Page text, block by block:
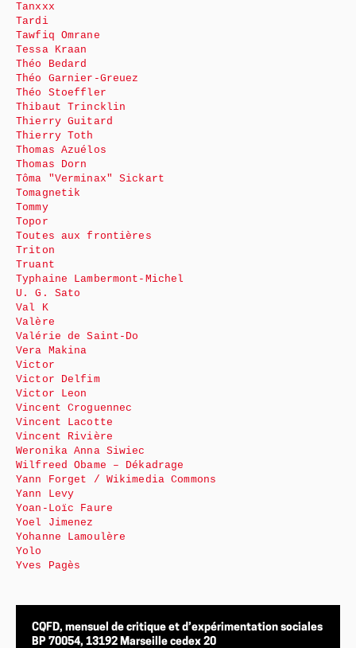
Tanxxx
Tardi
Tawfiq Omrane
Tessa Kraan
Théo Bedard
Théo Garnier-Greuez
Théo Stoeffler
Thibaut Trincklin
Thierry Guitard
Thierry Toth
Thomas Azuélos
Thomas Dorn
Tôma "Verminax" Sickart
Tomagnetik
Tommy
Topor
Toutes aux frontières
Triton
Truant
Typhaine Lambermont-Michel
U. G. Sato
Val K
Valère
Valérie de Saint-Do
Vera Makina
Victor
Victor Delfim
Victor Leon
Vincent Croguennec
Vincent Lacotte
Vincent Rivière
Weronika Anna Siwiec
Wilfreed Obame – Dékadrage
Yann Forget / Wikimedia Commons
Yann Levy
Yoan-Loïc Faure
Yoel Jimenez
Yohanne Lamoulère
Yolo
Yves Pagès
CQFD, mensuel de critique et d’expérimentation sociales
BP 70054, 13192 Marseille cedex 20